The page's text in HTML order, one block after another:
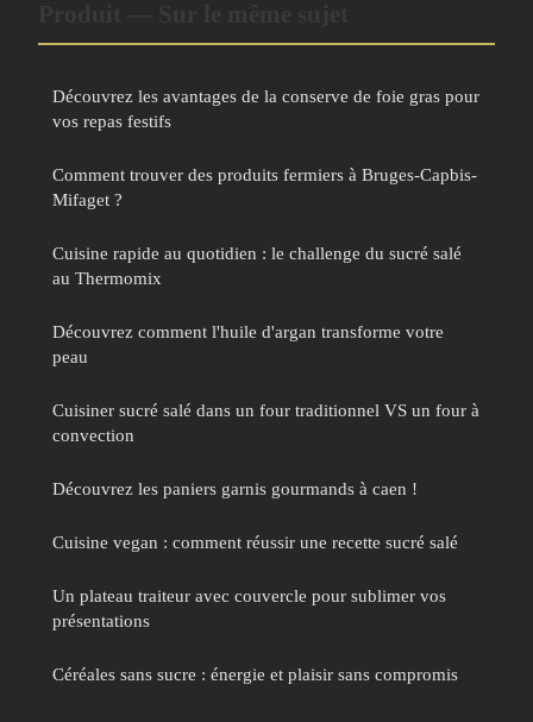
Découvrez les avantages de la conserve de foie gras pour
vos repas festifs
Comment trouver des produits fermiers à Bruges-Capbis-
Mifaget ?
Cuisine rapide au quotidien : le challenge du sucré salé
au Thermomix
Découvrez comment l'huile d'argan transforme votre
peau
Cuisiner sucré salé dans un four traditionnel VS un four à
convection
Découvrez les paniers garnis gourmands à caen !
Cuisine vegan : comment réussir une recette sucré salé
Un plateau traiteur avec couvercle pour sublimer vos
présentations
Céréales sans sucre : énergie et plaisir sans compromis